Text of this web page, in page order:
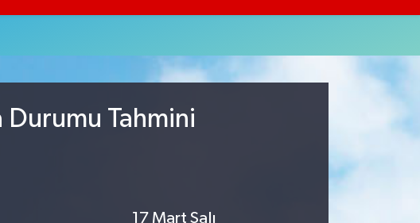
Durumu Tahmini
17 Mart Salı